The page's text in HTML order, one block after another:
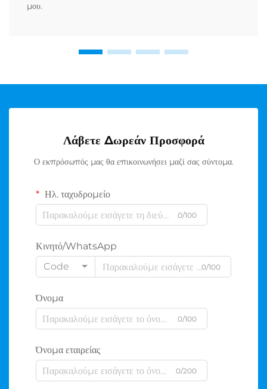
μου.
Λάβετε Δωρεάν Προσφορά
Ο εκπρόσωπός μας θα επικοινωνήσει μαζί σας σύντομα.
Ηλ. ταχυδρομείο
0/100
Κινητό/WhatsApp
Code
0/100
Όνομα
0/100
Όνομα εταιρείας
0/200